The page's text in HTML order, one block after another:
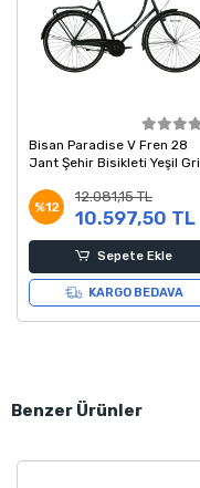
Bisan Paradise V Fren 28
Jant Şehir Bisikleti Yeşil Gri
%12
12.081,15 TL
10.597,50 TL
Sepete Ekle
KARGO BEDAVA
Benzer Ürünler